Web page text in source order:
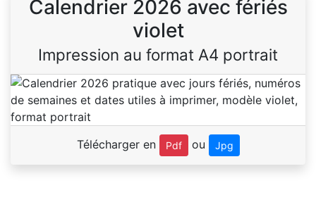
Calendrier 2026 avec fériés
violet
Impression au format A4 portrait
Télécharger en Pdf ou Jpg